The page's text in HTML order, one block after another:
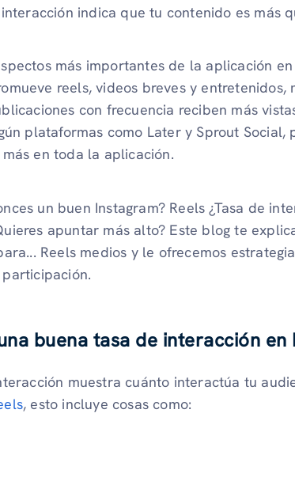
indica que tu contenido es más
más importantes de la aplicación
reels, videos breves y entretenidos,
con frecuencia reciben más
plataformas como Later y Sprout
en toda la aplicación.
un buen Instagram? Reels ¿Tasa de
apuntar más alto? Este blog te
Reels medios y le ofrecemos
buena tasa de interacción en
muestra cuánto interactúa tu
, esto incluye cosas como: